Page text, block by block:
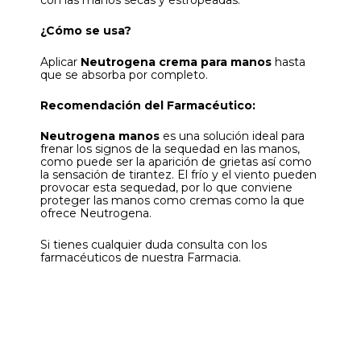
¿Cómo se usa?
Aplicar Neutrogena crema para manos hasta
que se absorba por completo.
Recomendación del Farmacéutico:
Neutrogena manos es una solución ideal para
frenar los signos de la sequedad en las manos,
como puede ser la aparición de grietas así como
la sensación de tirantez. El frío y el viento pueden
provocar esta sequedad, por lo que conviene
proteger las manos como cremas como la que
ofrece Neutrogena.
Si tienes cualquier duda consulta con los
farmacéuticos de nuestra Farmacia.